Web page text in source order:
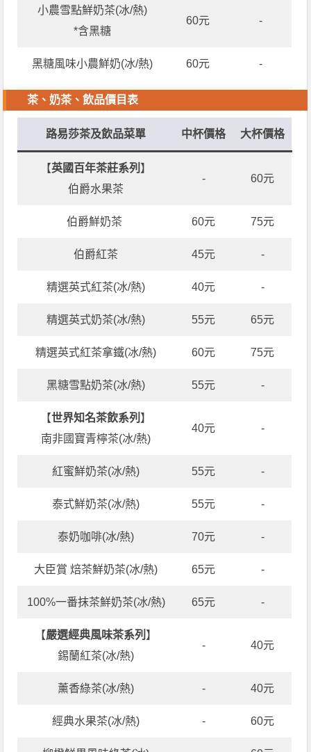
小農雪點鮮奶茶(冰/熱)
*含黑糖
60元 -
黑糖風味小農鮮奶(冰/熱) 60元 -
茶、奶茶、飲品價目表
路易莎茶及飲品菜單 中杯價格 大杯價格
【英國百年茶莊系列 】
伯爵水果茶
- 60元
伯爵鮮奶茶 60元 75元
伯爵紅茶 45元 -
精選英式紅茶(冰/熱) 40元 -
精選英式奶茶(冰/熱) 55元 65元
精選英式紅茶拿鐵(冰/熱) 60元 75元
黑糖雪點奶茶(冰/熱) 55元 -
【世界知名茶飲系列 】
南非國寶青檸茶(冰/熱)
40元 -
紅蜜鮮奶茶(冰/熱) 55元 -
泰式鮮奶茶(冰/熱) 55元 -
泰奶咖啡(冰/熱) 70元 -
大臣賞 焙茶鮮奶茶(冰/熱) 65元 -
100%一番抹茶鮮奶茶(冰/熱) 65元 -
【嚴選經典風味茶系列 】
錫蘭紅茶(冰/熱)
- 40元
薰香綠茶(冰/熱) - 40元
經典水果茶(冰/熱) - 60元